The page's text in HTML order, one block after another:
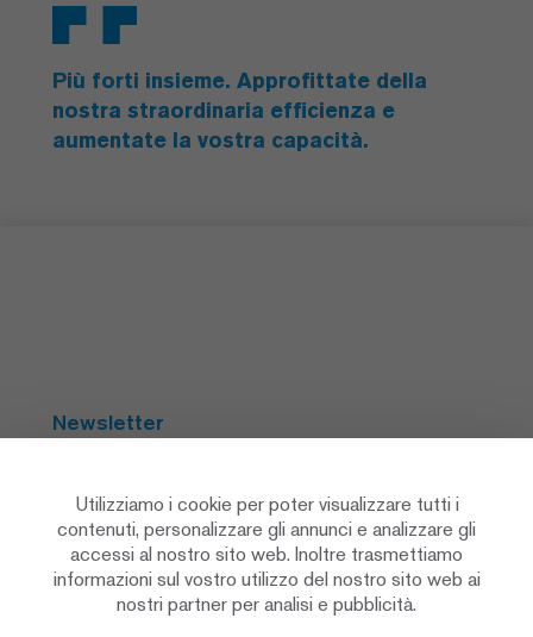
Più forti insieme. Approfittate della
nostra straordinaria efficienza e
aumentate la vostra capacità.
Newsletter
Social Media
Utilizziamo i cookie per poter visualizzare tutti i
contenuti, personalizzare gli annunci e analizzare gli
accessi al nostro sito web. Inoltre trasmettiamo
informazioni sul vostro utilizzo del nostro sito web ai
nostri partner per analisi e pubblicità.